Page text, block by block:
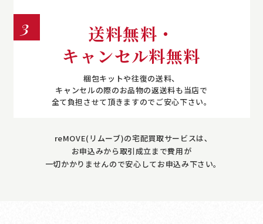
3
送料無料・
キャンセル料無料
梱包キットや往復の送料、
キャンセルの際のお品物の返送料も当店で
全て負担させて頂きますのでご安心下さい。
reMOVE(リムーブ)の宅配買取サービスは､
お申込みから取引成立まで費用が
一切かかりませんので安心してお申込み下さい｡